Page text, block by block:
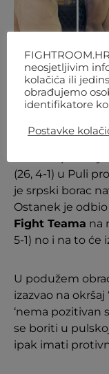
(26, 4-1) u Puli
je srpski borac
Ostanek je odbio
Fight Teama na
5-1) no i na to će
U podužem
izazvao na okršaj
‘nema pozitivan
se boriti u
ipak imati
neosjetljivim
kolačića ili
obrađujemo
identifikatore
Postavke